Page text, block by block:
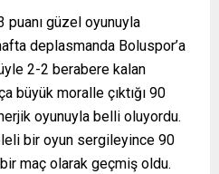
puanı güzel oyunuyla
deplasmanda Boluspor’a
2-2 berabere kalan
büyük moralle çıktığı 90
oyunuyla belli oluyordu.
bir oyun sergileyince 90
maç olarak geçmiş oldu.